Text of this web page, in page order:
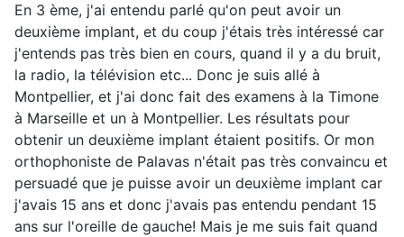
En 3 ème, j'ai entendu parlé qu'on peut avoir un
deuxième implant, et du coup j'étais très intéressé car
j'entends pas très bien en cours, quand il y a du bruit,
la radio, la télévision etc... Donc je suis allé à
Montpellier, et j'ai donc fait des examens à la Timone
à Marseille et un à Montpellier. Les résultats pour
obtenir un deuxième implant étaient positifs. Or mon
orthophoniste de Palavas n'était pas très convaincu et
persuadé que je puisse avoir un deuxième implant car
j'avais 15 ans et donc j'avais pas entendu pendant 15
ans sur l'oreille de gauche! Mais je me suis fait quand